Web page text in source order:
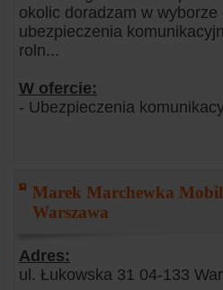
okolic doradzam w
ubezpieczenia
roln...
W ofercie:
- Ubezpieczenia
Marek Marchewka
Warszawa
Adres:
ul. Łukowska 31 04-133